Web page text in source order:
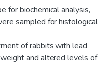
for biochemical analysis,
sampled for histological
of rabbits with lead
and altered levels of